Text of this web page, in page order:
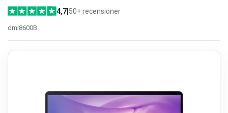
Erbjudande!
Datorsökning
Reservdelar
4,7 50+ recensioner
dml8600B